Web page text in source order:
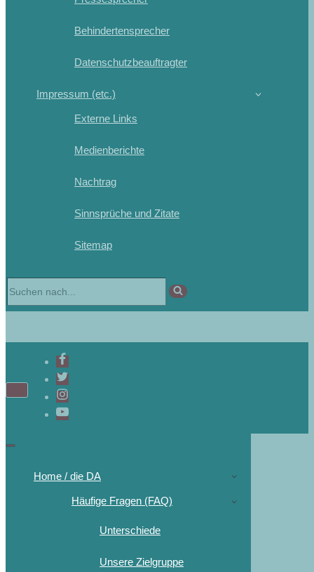
Behindertensprecher
Datenschutzbeauftragter
Impressum (etc.)
Externe Links
Medienberichte
Nachtrag
Sinnsprüche und Zitate
Sitemap
Home / die DA
Häufige Fragen (FAQ)
Unterschiede
Unsere Zielgruppe